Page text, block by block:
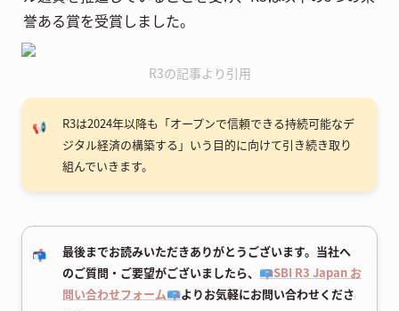
誉ある賞を受賞しました。
R3の記事より引用
📢
R3は2024年以降も「オープンで信頼できる持続可能なデ
ジタル経済の構築する」いう目的に向けて引き続き取り
組んでいきます。
📬
最後までお読みいただきありがとうございます。当社へ
のご質問・ご要望がございましたら、 📪SBI R3 Japan お
問い合わせフォーム📪よりお気軽にお問い合わせくださ